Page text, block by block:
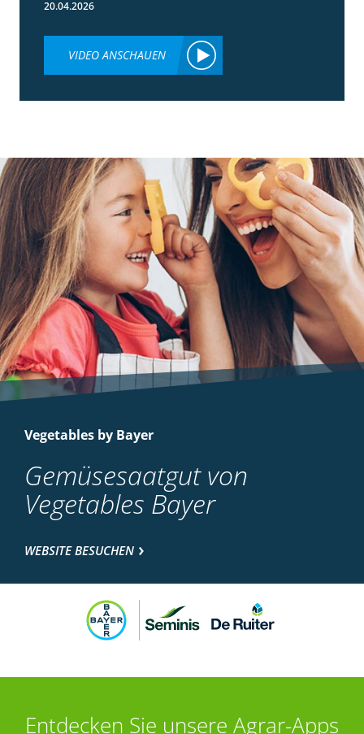
20.04.2026
VIDEO ANSCHAUEN
Vegetables by Bayer
Gemüsesaatgut von
Vegetables Bayer
WEBSITE BESUCHEN
Entdecken Sie unsere Agrar-Apps